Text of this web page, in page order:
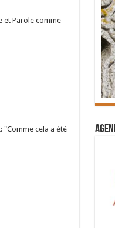
et Parole comme
"Comme cela a été